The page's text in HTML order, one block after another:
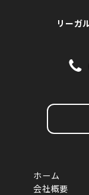
リーガ
ホーム
会社概要